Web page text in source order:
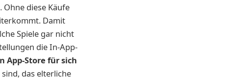
diese Käufe
Damit
Spiele gar nicht
die In-App-
App-Store für sich
das elterliche